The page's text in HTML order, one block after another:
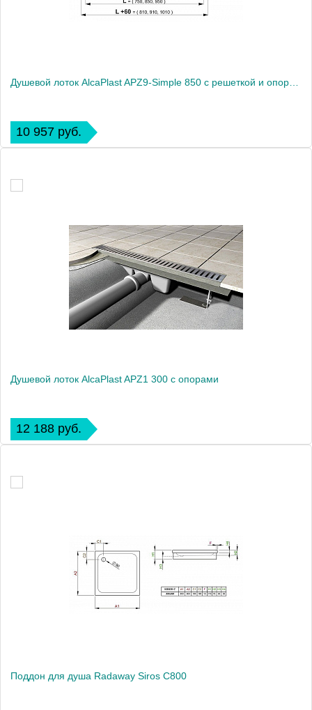
10 957 руб.
Душевой лоток AlcaPlast APZ1 300 с опорами
12 188 руб.
Поддон для душа Radaway Siros C800